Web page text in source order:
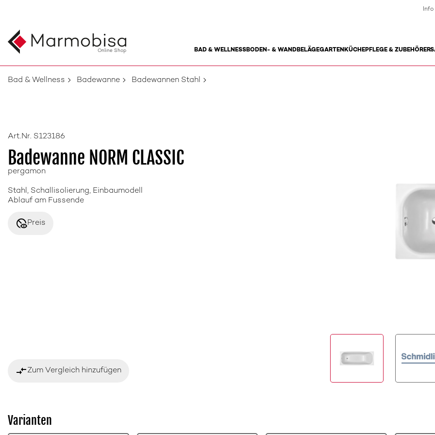
Online Shop BAD & WELLNESSBODEN- & WANDBELÄGEGARTENKÜCHEPFLEGE & ZUBEHÖR
Info
Bad & Wellness Badewanne Badewannen Stahl
Art.Nr. S123186
Badewanne NORM CLASSIC
pergamon
Stahl, Schallisolierung, Einbaumodell
Ablauf am Fussende
disabled_visiblePreis
compare_arrowsZum Vergleich hinzufügen
Varianten